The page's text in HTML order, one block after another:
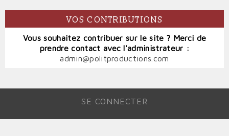
VOS CONTRIBUTIONS
Vous souhaitez contribuer sur le site ? Merci de
prendre contact avec l'administrateur :
admin@politproductions.com
SE CONNECTER